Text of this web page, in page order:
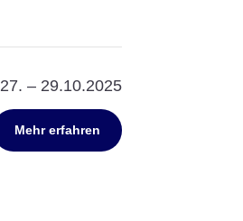
27. – 29.10.2025
Mehr erfahren